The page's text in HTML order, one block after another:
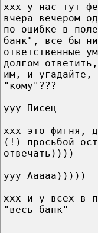
xxx у нас тут
вчера вечером
по ошибке в
банк", все бы
ответственные
долгом
им, и угадайте,
"кому"???
yyy Писец
xxx это фигня,
(!) просьбой
отвечать))))
yyy Ааааа)))))
xxx и у всех в
"весь банк"